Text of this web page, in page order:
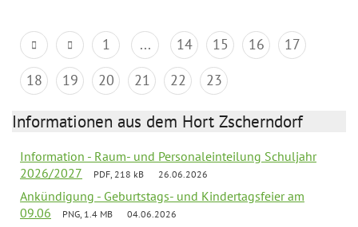
1 ... 14 15 16
17
18
19 20 21 22 23
Informationen aus dem Hort Zscherndorf
Information - Raum- und Personaleinteilung Schuljahr
2026/2027
PDF, 218 kB 26.06.2026
Ankündigung - Geburtstags- und Kindertagsfeier am
09.06
PNG, 1.4 MB 04.06.2026